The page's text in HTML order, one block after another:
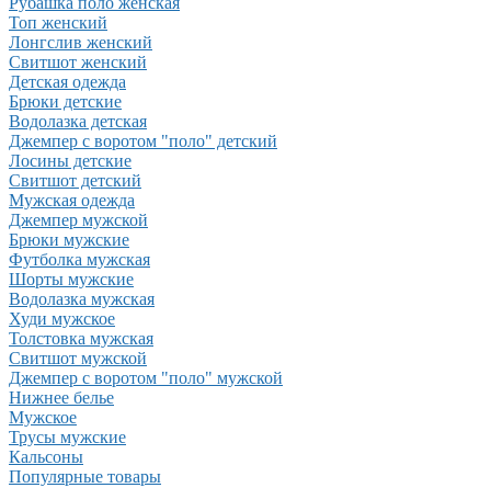
Топ женский
Лонгслив женский
Свитшот женский
Детская одежда
Брюки детские
Водолазка детская
Джемпер с воротом "поло" детский
Лосины детские
Свитшот детский
Мужская одежда
Джемпер мужской
Брюки мужские
Футболка мужская
Шорты мужские
Водолазка мужская
Худи мужское
Толстовка мужская
Свитшот мужской
Джемпер с воротом "поло" мужской
Нижнее белье
Мужское
Трусы мужские
Кальсоны
Популярные товары